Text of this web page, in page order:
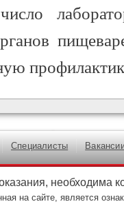
Специалисты
необходима
на сайте, является